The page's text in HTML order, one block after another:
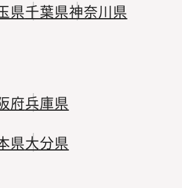
県千葉県神奈川県
府兵庫県
県大分県